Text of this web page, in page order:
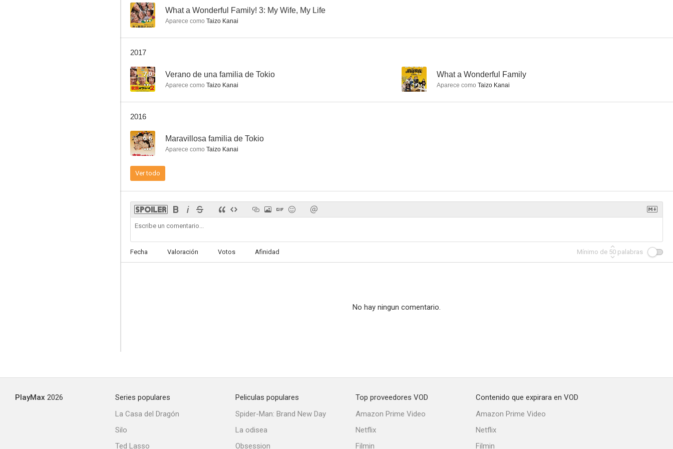
-- What a Wonderful Family! 3: My Wife, My Life
Aparece como Taizo Kanai
2017
7.0 Verano de una familia de Tokio
Aparece como Taizo Kanai
-- What a Wonderful Family
Aparece como Taizo Kanai
2016
6.6 Maravillosa familia de Tokio
Aparece como Taizo Kanai
Ver todo
Fecha Valoración Votos Afinidad Mínimo de 50 palabras
No hay ningun comentario.
PlayMax 2026
Series populares
La Casa del Dragón
Silo
Ted Lasso
Peliculas populares
Spider-Man: Brand New Day
La odisea
Obsession
Top proveedores VOD
Amazon Prime Video
Netflix
Filmin
Contenido que expirara en VOD
Amazon Prime Video
Netflix
Filmin